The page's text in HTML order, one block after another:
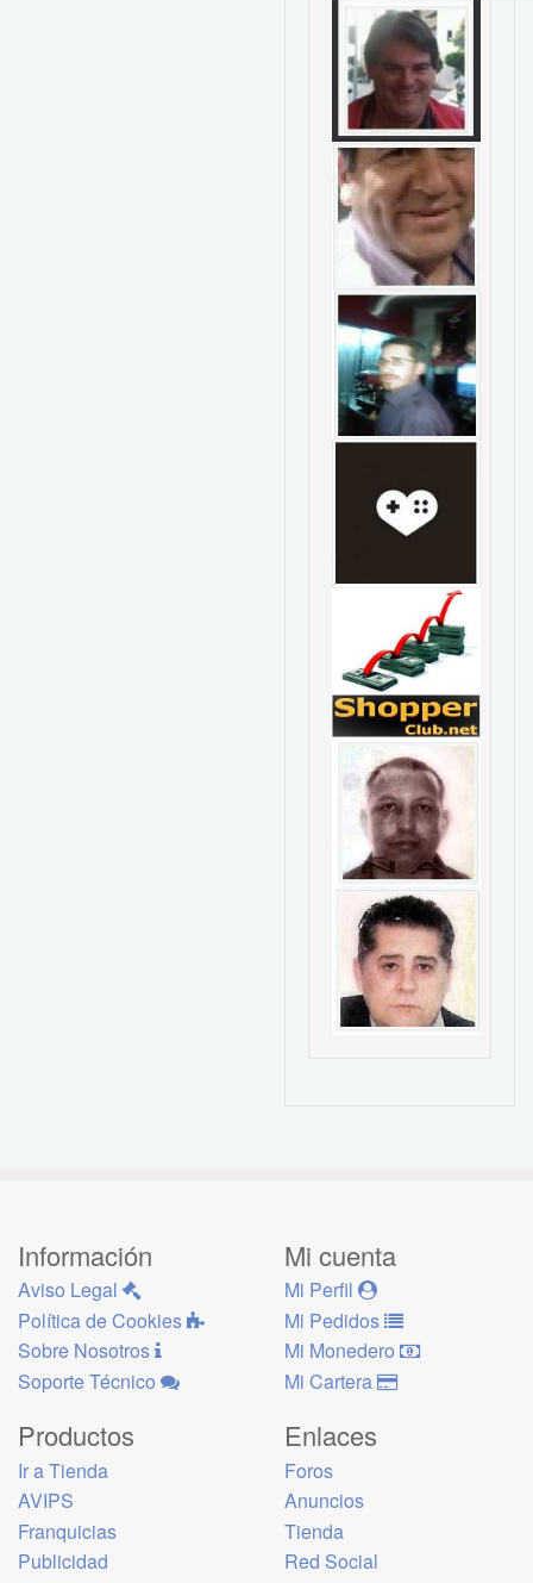
Información
Aviso Legal
Política de Cookies
Sobre Nosotros
Soporte Técnico
Mi cuenta
Mi Perfil
Mi Pedidos
Mi Monedero
Mi Cartera
Productos
Ir a Tienda
AVIPS
Franquicias
Publicidad
Enlaces
Foros
Anuncios
Tienda
Red Social